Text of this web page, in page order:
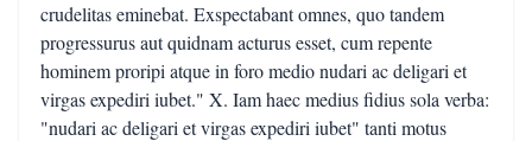
crudelitas eminebat. Exspectabant omnes, quo tandem
progressurus aut quidnam acturus esset, cum repente
hominem proripi atque in foro medio nudari ac deligari et
virgas expediri iubet." X. Iam haec medius fidius sola verba:
"nudari ac deligari et virgas expediri iubet" tanti motus